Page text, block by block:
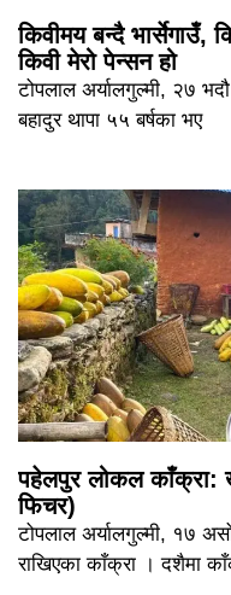
किवीमय बन्दै भार्सेगाउँ,
किवी मेरो पेन्सन हो
टोपलाल अर्यालगुल्मी, २७
बहादुर थापा ५५ बर्षका भए
पहेलपुर लोकल काँक्रा:
फिचर)
टोपलाल अर्यालगुल्मी, १७
राखिएका काँक्रा । दशैमा